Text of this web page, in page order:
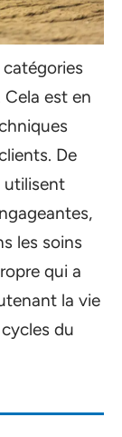
Cela est en
De
utilisent
les soins
qui a
la vie
du